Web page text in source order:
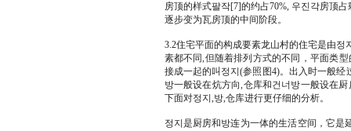
房顶的样式팔작[7]的约占70%, 우진각房顶
逐步变为瓦房顶的中间阶段。
3.2住宅平面的构成要素龙山村的住宅是由
素都不同,但随着排列方式的不同，平面类
接成一起的叫정지(参照图4)。出入时一般
방一般设在炕方向,仓库和건너방一般设在
下面对정지,방,仓库进行更仔细的分析。
정지是厨房和방连为一体的生活空间，它